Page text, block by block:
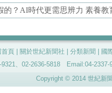
的？AI時代更需思辨力 素養
首頁 關於世紀新聞社 分類新聞
國
、02-2636-5818 Email:04-
Copyright © 2014 世紀新